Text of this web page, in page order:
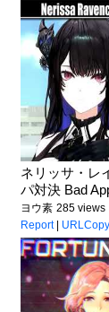
ネリッサ・レ
パ対決 Bad
ヨウ素 285 views
Report| URLCopy